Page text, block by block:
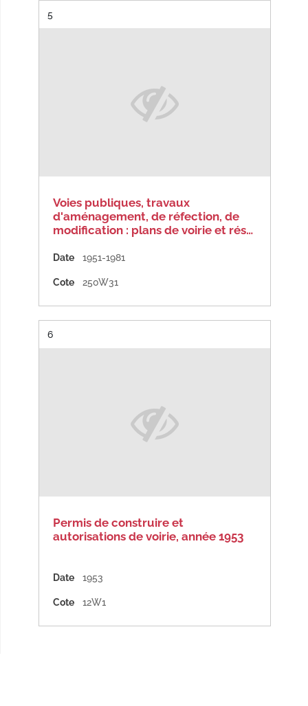
Résultat n°
5
Voies publiques, travaux
d'aménagement, de réfection, de
modification : plans de voirie et rés…
Date 1951-1981
Cote 250W31
Résultat n°
6
Permis de construire et
autorisations de voirie, année 1953
Date 1953
Cote 12W1